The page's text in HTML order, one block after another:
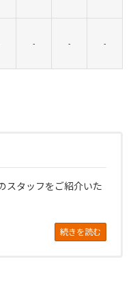
- - -
スタッフをご紹介いた
続きを読む